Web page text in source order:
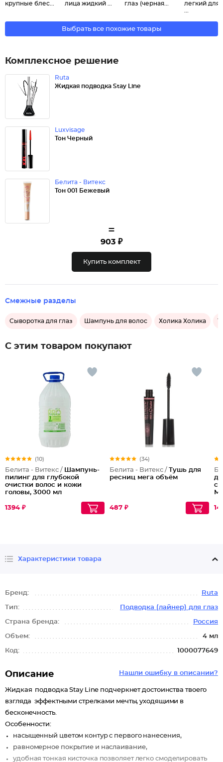
крупные блес...
лица жидкий ...
глаз (черная...
легкий для
Выбрать все похожие товары
Комплексное решение
Ruta
Жидкая подводка Stay Line
Luxvisage
Тон Черный
Белита - Витекс
Тон 001 Бежевый
=
903 ₽
Купить комплект
Смежные разделы
Сыворотка для глаз Шампунь для волос Холика Холика
С этим товаром покупают
(10)
Белита - Витекс / Шампунь-
пилинг для глубокой
очистки волос и кожи
головы, 3000 мл
1394 ₽
(34)
Белита - Витекс / Тушь для
ресниц мега объём
487 ₽
Характеристики товара
Бренд: Ruta
Тип: Подводка (лайнер) для глаз
Страна бренда: Россия
Объем: 4 мл
Код: 1000077649
Нашли ошибку в описании?
Описание
Жидкая подводка Stay Line подчеркнет достоинства твоего
взгляда эффектными стрелками мечты, уходящими в
бесконечность.
Особенности:
насыщенный цветом контур с первого нанесения,
равномерное покрытие и наслаивание,
удобная тонкая кисточка позволяет легко смоделировать